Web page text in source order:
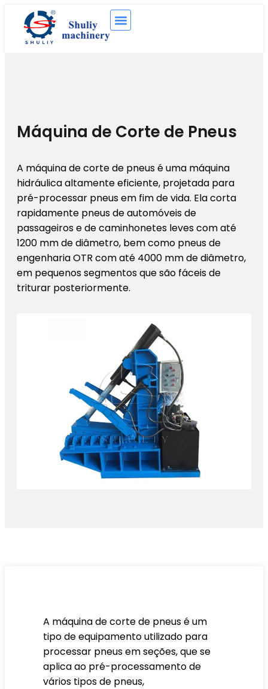
Máquina de Corte de Pneus
A máquina de corte de pneus é uma máquina
hidráulica altamente eficiente, projetada para
pré-processar pneus em fim de vida. Ela corta
rapidamente pneus de automóveis de
passageiros e de caminhonetes leves com até
1200 mm de diâmetro, bem como pneus de
engenharia OTR com até 4000 mm de diâmetro,
em pequenos segmentos que são fáceis de
triturar posteriormente.
A máquina de corte de pneus é um
tipo de equipamento utilizado para
processar pneus em seções, que se
aplica ao pré-processamento de
vários tipos de pneus,